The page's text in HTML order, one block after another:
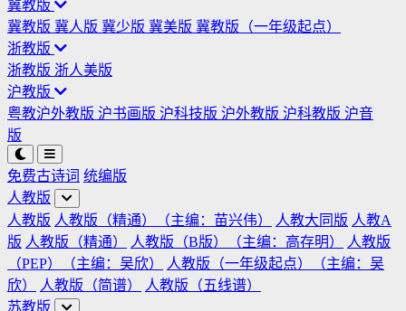
冀教版
冀教版 冀人版 冀少版 冀美版 冀教版（一年级起点）
浙教版
浙教版 浙人美版
沪教版
粤教沪外教版 沪书画版 沪科技版 沪外教版 沪科教版 沪音
版
免费古诗词 统编版
人教版
人教版 人教版（精通）（主编：苗兴伟） 人教大同版 人教A
版 人教版（精通） 人教版（B版）（主编：高存明）
人教版
（PEP）（主编：吴欣）
人教版（一年级起点）（主编：吴
欣）
人教版（简谱）
人教版（五线谱）
苏教版